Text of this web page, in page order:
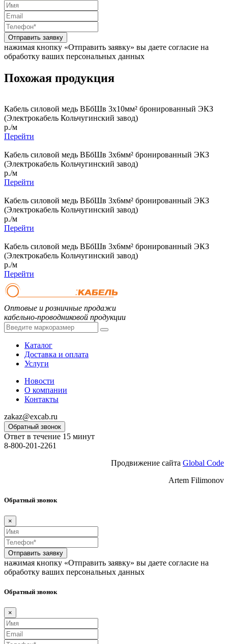
Отправить заявку
нажимая кнопку «Отправить заявку» вы даете согласие на
обработку ваших персональных данных
Похожая продукция
Кабель силовой медь ВБбШв 3x10мм² бронированный ЭКЗ
(Электрокабель Кольчугинский завод)
р./м
Перейти
Кабель силовой медь ВБбШв 3x6мм² бронированный ЭКЗ
(Электрокабель Кольчугинский завод)
р./м
Перейти
Кабель силовой медь ВБбШв 3x6мм² бронированный ЭКЗ
(Электрокабель Кольчугинский завод)
р./м
Перейти
Кабель силовой медь ВБбШв 3x6мм² бронированный ЭКЗ
(Электрокабель Кольчугинский завод)
р./м
Перейти
Оптовые и розничные продажи
кабельно-проводниковой продукции
Каталог
Доставка и оплата
Услуги
Новости
О компании
Контакты
zakaz@excab.ru
Обратный звонок
Ответ в течение 15 минут
8-800-201-2261
Продвижение сайта Global Code
Artem Filimonov
Обратный звонок
×
Отправить заявку
нажимая кнопку «Отправить заявку» вы даете согласие на
обработку ваших персональных данных
Обратный звонок
×